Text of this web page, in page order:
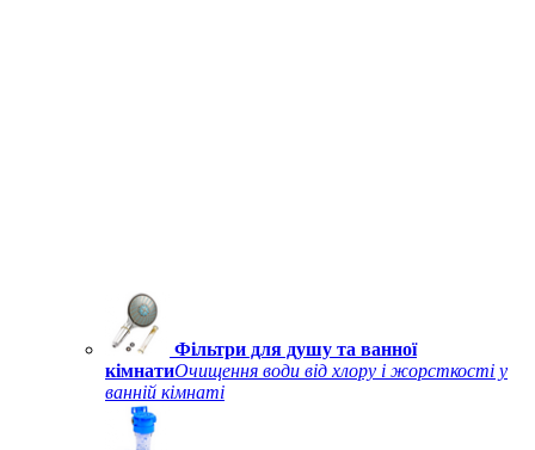
Фільтри для душу та ванної
кімнатиОчищення води від хлору і жорсткості у
ванній кімнаті